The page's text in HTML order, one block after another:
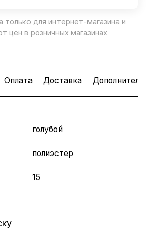
только для интернет-магазина и
цен в розничных магазинах
Оплата Доставка
голубой
полиэстер
15